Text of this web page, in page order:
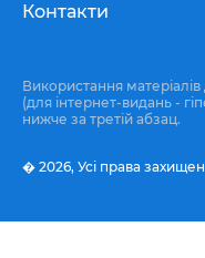
Контакти
Використання
(для інтернет-видань -
нижче за третій абзац.
� 2026, Усі права